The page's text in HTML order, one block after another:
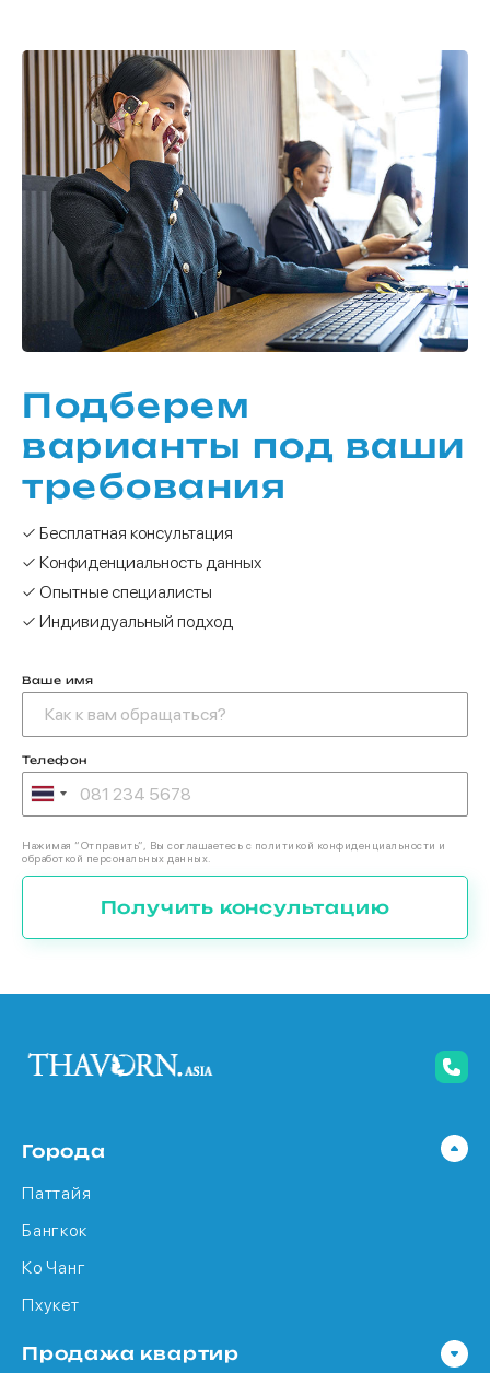
Подберем
варианты под ваши
требования
✓ Бесплатная консультация
✓ Конфиденциальность данных
✓ Опытные специалисты
✓ Индивидуальный подход
Ваше имя
Телефон
Нажимая “Отправить”, Вы соглашаетесь с политикой конфиденциальности и
обработкой персональных данных.
Получить консультацию
Города
Паттайя
Бангкок
Ко Чанг
Пхукет
Продажа квартир